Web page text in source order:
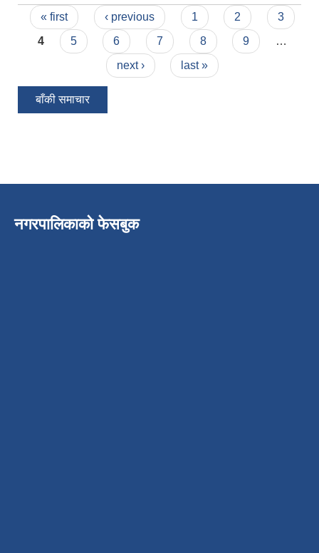
Pages
« first ‹ previous 1 2
3
4
5 6 7 8 9
…
next ›
last »
बाँकी समाचार
नगरपालिकाको फेसबुक